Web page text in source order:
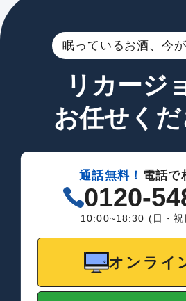
眠っているお酒、今が
リカージ
お任せくだ
通話無料！ 電話で
0120-
10:00~18:30 (日・祝
オンライ